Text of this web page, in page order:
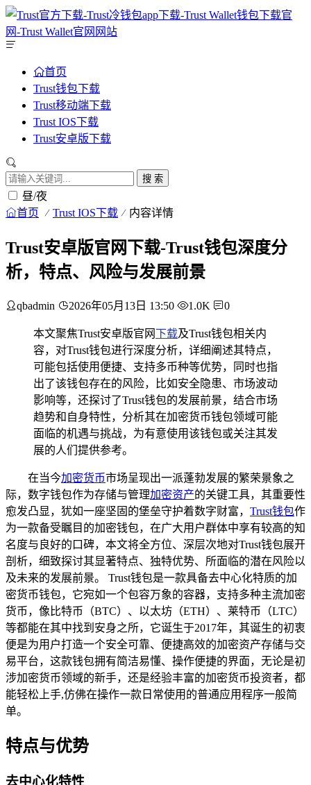
首页
Trust钱包下载
Trust移动端下载
Trust IOS下载
Trust安卓版下载
搜 索
昼/夜
首页 Trust IOS下载 内容详情
Trust安卓版官网下载-Trust钱包深度分
析，特点、风险与发展前景
qbadmin 2026年05月13日 13:50 1.0K 0
本文聚焦Trust安卓版官网下载及Trust钱包相关内
容，对Trust钱包进行深度分析，详细阐述其特点，
可能包括使用便捷、支持多币种等优势，同时也指
出了该钱包存在的风险，比如安全隐患、市场波动
影响等，还探讨了Trust钱包的发展前景，结合市场
趋势和自身特性，分析其在加密货币钱包领域可能
面临的机遇与挑战，为有意使用该钱包或关注其发
展的人们提供参考。
在当今加密货币市场呈现出一派蓬勃发展的繁荣景象之
际，数字钱包作为存储与管理加密资产的关键工具，其重要性
愈发凸显，犹如一座坚固的堡垒守护着数字财富， Trust钱包作
为一款备受瞩目的加密钱包，在广大用户群体中享有较高的知
名度与良好的口碑，本文将全方位、深层次地对Trust钱包展开
剖析，细致探讨其显著特点、独特优势、所面临的潜在风险以
及未来的发展前景。 Trust钱包是一款具备去中心化特质的加
密货币钱包，它宛如一个包容万象的容器，支持多种主流加密
货币，像比特币（BTC）、以太坊（ETH）、莱特币（LTC）
等都能在其中找到安身之所，它诞生于2017年，其诞生的初衷
便是为用户打造一个安全可靠、便捷高效的加密资产存储与交
易平台，这款钱包拥有简洁易懂、操作便捷的界面，无论是初
涉加密货币领域的新手，还是经验丰富的加密货币投资者，都
能轻松上手,仿佛在操作一款日常使用的普通应用程序一般简
单。
特点与优势
去中心化特性